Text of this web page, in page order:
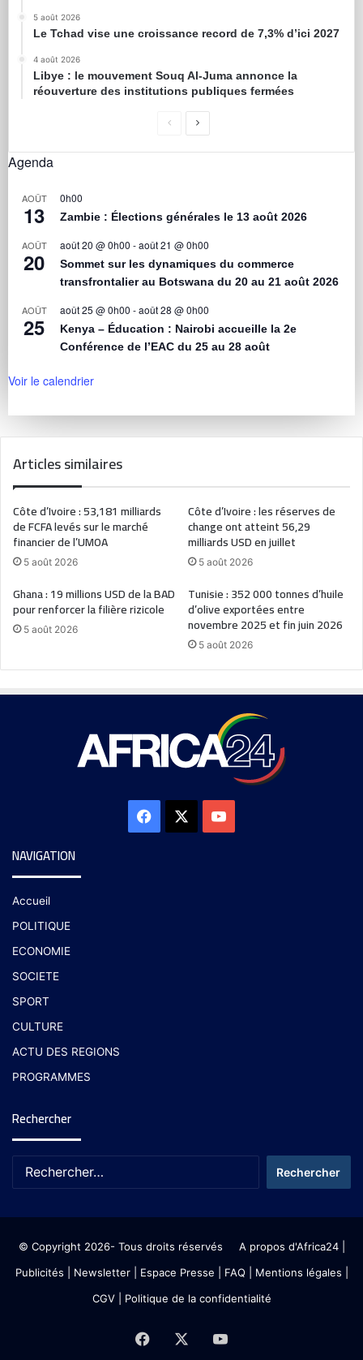
5 août 2026
Le Tchad vise une croissance record de 7,3% d’ici 2027
4 août 2026
Libye : le mouvement Souq Al-Juma annonce la
réouverture des institutions publiques fermées
Agenda
AOÛT
13
0h00
Zambie : Élections générales le 13 août 2026
AOÛT
20
août 20 @ 0h00 -août 21 @ 0h00
Sommet sur les dynamiques du commerce
transfrontalier au Botswana du 20 au 21 août 2026
AOÛT
25
août 25 @ 0h00 -août 28 @ 0h00
Kenya – Éducation : Nairobi accueille la 2e
Conférence de l’EAC du 25 au 28 août
Voir le calendrier
Articles similaires
Côte d’Ivoire : 53,181 milliards
de FCFA levés sur le marché
financier de l’UMOA
5 août 2026
Côte d’Ivoire : les réserves de
change ont atteint 56,29
milliards USD en juillet
5 août 2026
Ghana : 19 millions USD de la BAD
pour renforcer la filière rizicole
5 août 2026
Tunisie : 352 000 tonnes d’huile
d’olive exportées entre
novembre 2025 et fin juin 2026
5 août 2026
NAVIGATION
Accueil
POLITIQUE
ECONOMIE
SOCIETE
SPORT
CULTURE
ACTU DES REGIONS
PROGRAMMES
Rechercher
© Copyright 2026- Tous droits réservés A propos d'Africa24|
Publicités
Newsletter| Espace Presse | FAQ | Mentions légales
CGV| Politique de la confidentialité